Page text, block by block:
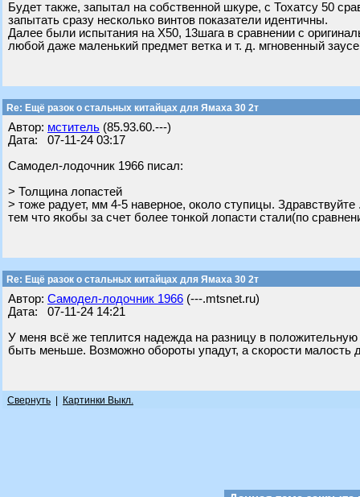
Будет также, запытал на собственной шкуре, с Тохатсу 50
запытать сразу несколько винтов показатели идентичны.
Далее были испытания на Х50, 13шага в сравнении с
любой даже маленький предмет ветка и т. д. мгновенный
Re: Ещё разок о стальных китайцах для Ямаха 30 2т
Автор: мститель (85.93.60.---)
Дата: 07-11-24 03:17
Самодел-лодочник 1966 писал:
> Толщина лопастей
> тоже радует, мм 4-5 наверное, около ступицы.
тем что якобы за счет более тонкой лопасти стали(по
Re: Ещё разок о стальных китайцах для Ямаха 30 2т
Автор: Самодел-лодочник 1966 (---.mtsnet.ru)
Дата: 07-11-24 14:21
У меня всё же теплится надежда на разницу в
быть меньше. Возможно обороты упадут, а скорости малость
Свернуть Картинки Выкл.